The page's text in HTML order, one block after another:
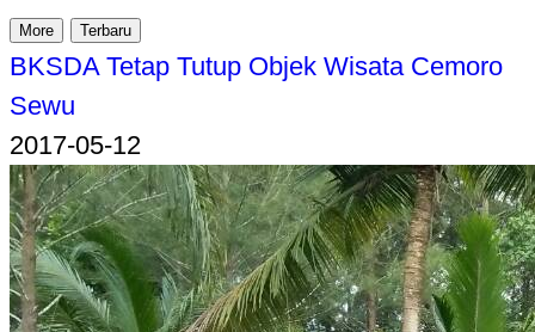
More Terbaru
BKSDA Tetap Tutup Objek Wisata Cemoro
Sewu
2017-05-12